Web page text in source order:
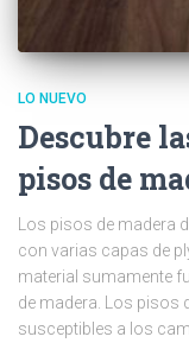
LO NUEVO
Descubre
pisos de
Los pisos de madera
con varias capas de
material sumamente
de madera. Los pisos
susceptibles a los